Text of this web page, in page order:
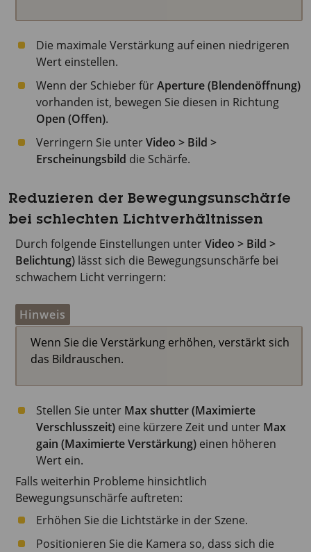
Die maximale Verstärkung auf einen niedrigeren
Wert einstellen.
Wenn der Schieber fürAperture (Blendenöffnung)
vorhanden ist, bewegen Sie diesen in Richtung
Open (Offen).
Verringern Sie unterVideo > Bild >
Erscheinungsbild die Schärfe.
Reduzieren der Bewegungsunschärfe
bei schlechten Lichtverhältnissen
Durch folgende Einstellungen unterVideo > Bild >
Belichtung) lässt sich die Bewegungsunschärfe bei
schwachem Licht verringern:
Hinweis
Wenn Sie die Verstärkung erhöhen, verstärkt sich
das Bildrauschen.
Stellen Sie unter Max shutter (Maximierte
Verschlusszeit) eine kürzere Zeit und unter Max
gain (Maximierte Verstärkung) einen höheren
Wert ein.
Falls weiterhin Probleme hinsichtlich
Bewegungsunschärfe auftreten:
Erhöhen Sie die Lichtstärke in der Szene.
Positionieren Sie die Kamera so, dass sich die